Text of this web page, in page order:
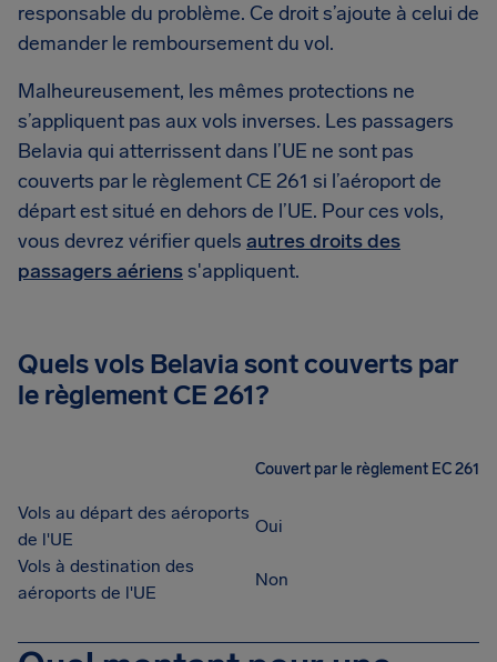
responsable du problème. Ce droit s’ajoute à celui de
demander le remboursement du vol.
Malheureusement, les mêmes protections ne
s’appliquent pas aux vols inverses. Les passagers
Belavia qui atterrissent dans l’UE ne sont pas
couverts par le règlement CE 261 si l’aéroport de
départ est situé en dehors de l’UE. Pour ces vols,
vous devrez vérifier quels autres droits des
passagers aérienss'appliquent.
Quels vols Belavia sont couverts par
le règlement CE 261?
Couvert par le règlement EC 261
Vols au départ des aéroports
de l'UE
Oui
Vols à destination des
aéroports de l'UE
Non